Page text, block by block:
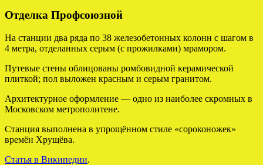
Отделка Профсоюзной
На станции два ряда по 38 железобетонных колонн с шагом в
4 метра, отделанных серым (с прожилками) мрамором.
Путевые стены облицованы ромбовидной керамической
плиткой; пол выложен красным и серым гранитом.
Архитектурное оформление — одно из наиболее скромных в
Московском метрополитене.
Станция выполнена в упрощённом стиле «сороконожек»
времён Хрущёва.
Статья в Википедии.